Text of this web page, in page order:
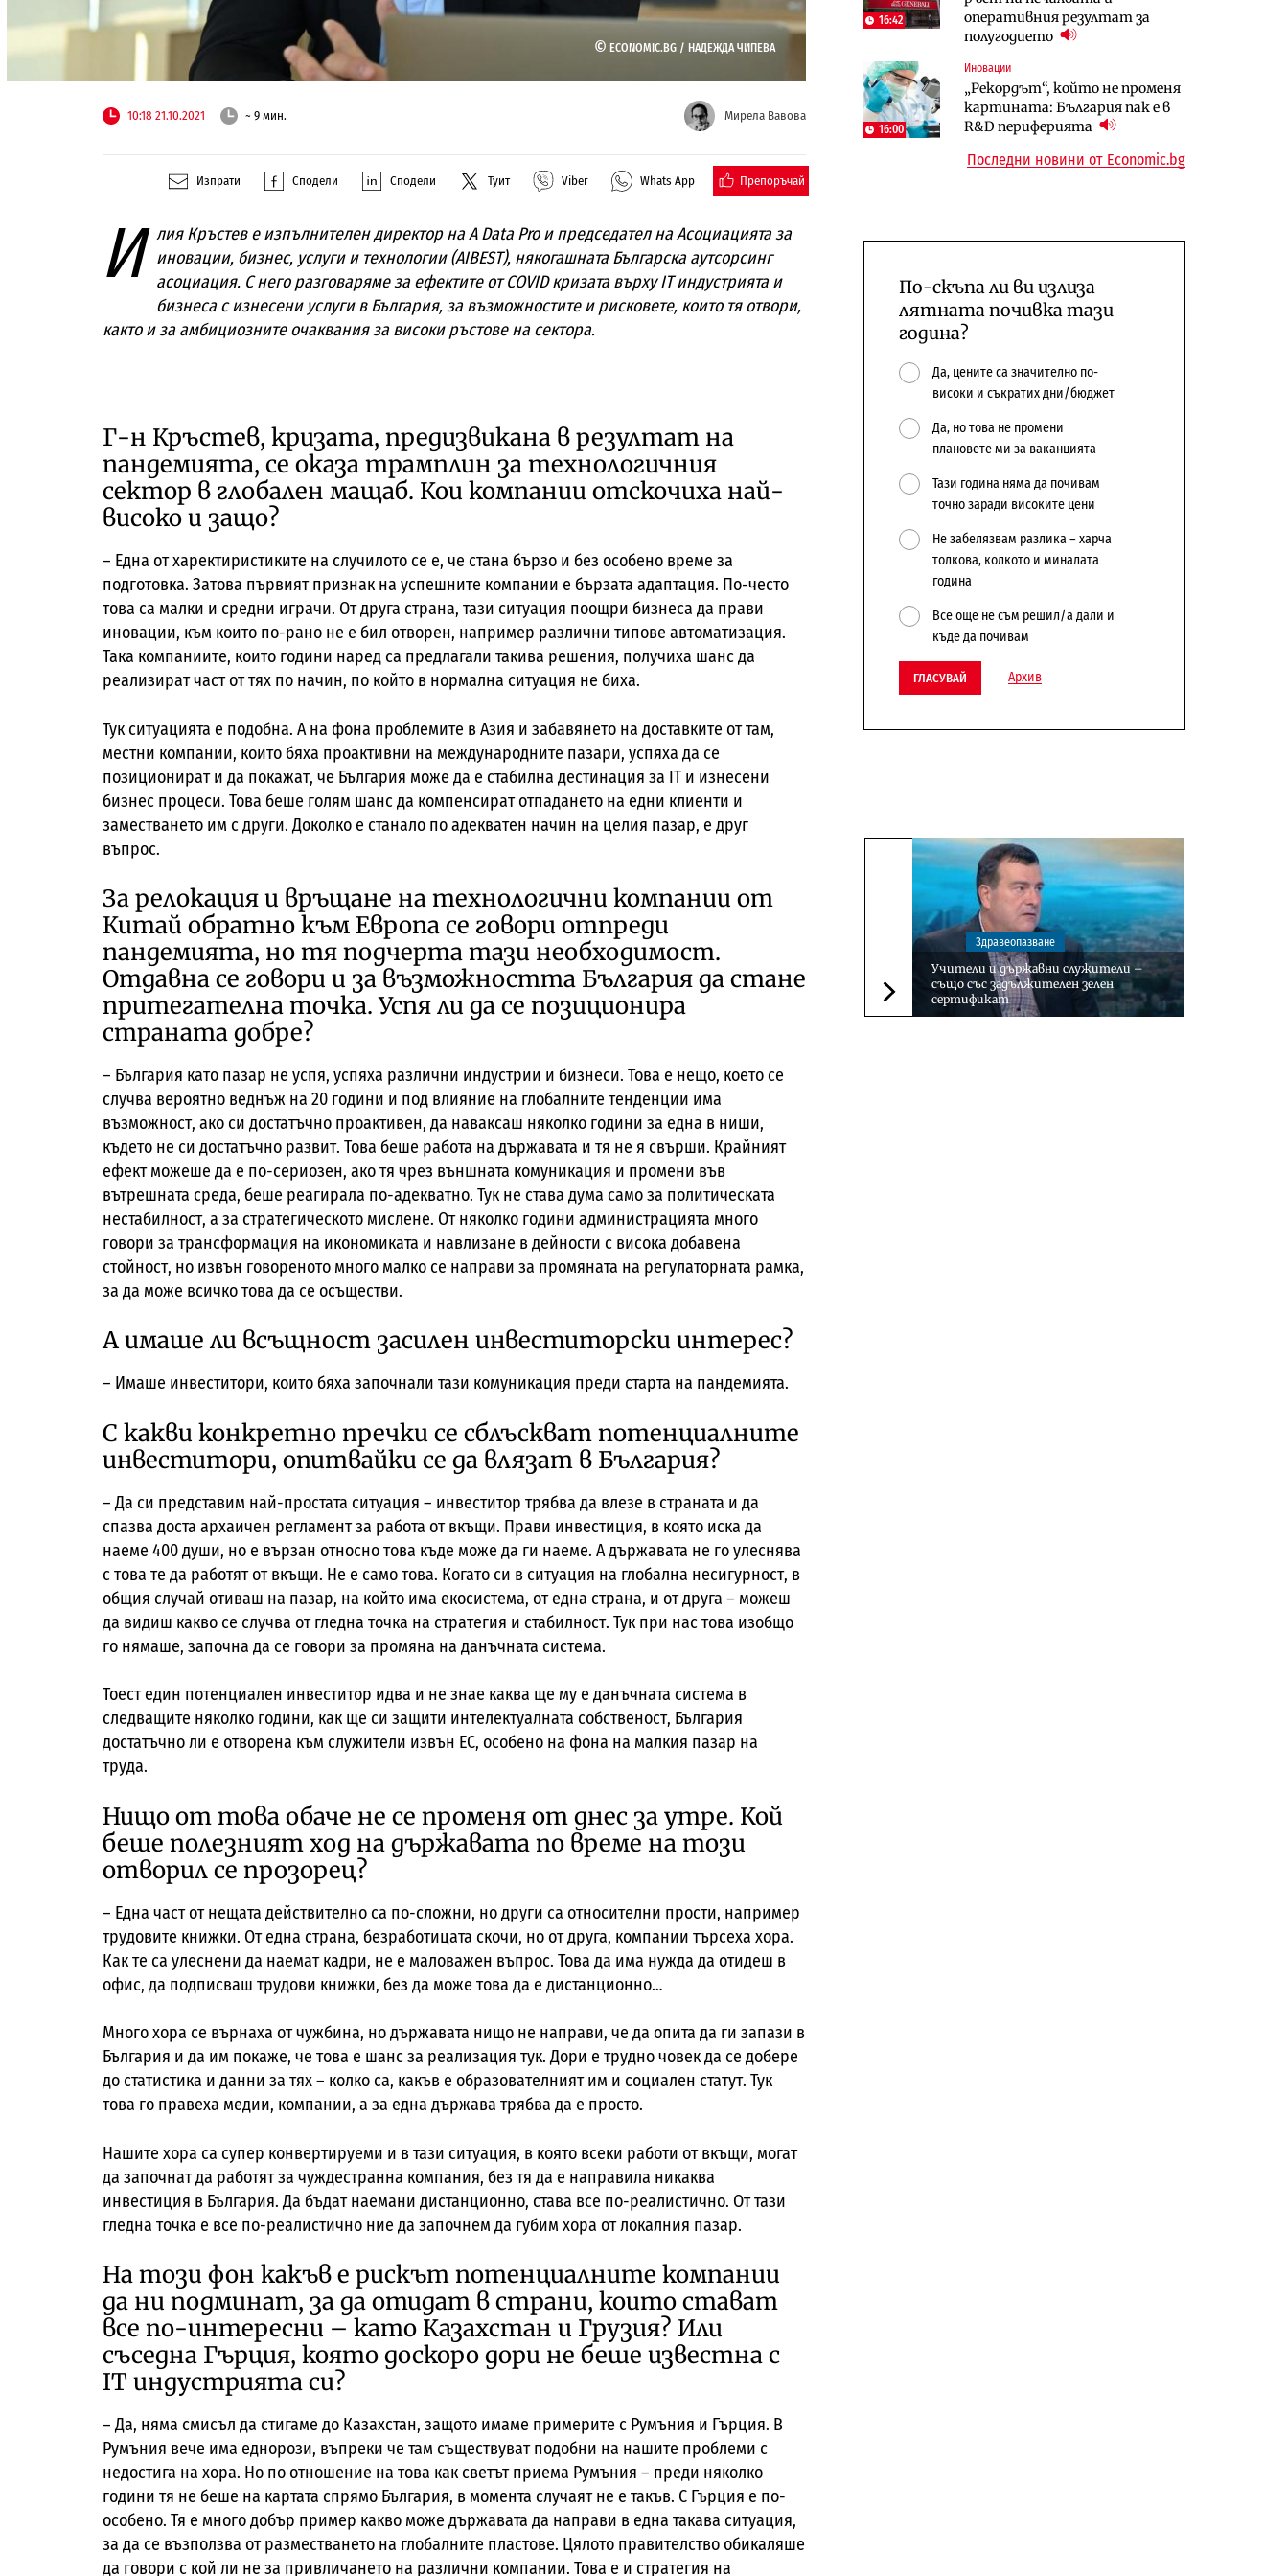
© ECONOMIC.BG / НАДЕЖДА ЧИПЕВА
10:18 21.10.2021 ~ 9 мин. Мирела Вавова
Изпрати Сподели Сподели Туит Viber Whats App Препоръчай
И лия Кръстев е изпълнителен директор на A Data Pro и председател на Асоциацията за
иновации, бизнес, услуги и технологии (AIBEST), някогашната Българска аутсорсинг
асоциация. С него разговаряме за ефектите от COVID кризата върху IT индустрията и
бизнеса с изнесени услуги в България, за възможностите и рисковете, които тя отвори,
както и за амбициозните очаквания за високи ръстове на сектора.
Г-н Кръстев, кризата, предизвикана в резултат на
пандемията, се оказа трамплин за технологичния
сектор в глобален мащаб. Кои компании отскочиха най-
високо и защо?
– Една от харектиристиките на случилото се е, че стана бързо и без особено време за
подготовка. Затова първият признак на успешните компании е бързата адаптация. По-често
това са малки и средни играчи. От друга страна, тази ситуация поощри бизнеса да прави
иновации, към които по-рано не е бил отворен, например различни типове автоматизация.
Така компаниите, които години наред са предлагали такива решения, получиха шанс да
реализират част от тях по начин, по който в нормална ситуация не биха.
Тук ситуацията е подобна. А на фона проблемите в Азия и забавянето на доставките от там,
местни компании, които бяха проактивни на международните пазари, успяха да се
позиционират и да покажат, че България може да е стабилна дестинация за IT и изнесени
бизнес процеси. Това беше голям шанс да компенсират отпадането на едни клиенти и
заместването им с други. Доколко е станало по адекватен начин на целия пазар, е друг
въпрос.
За релокация и връщане на технологични компании от
Китай обратно към Европа се говори отпреди
пандемията, но тя подчерта тази необходимост.
Отдавна се говори и за възможността България да стане
притегателна точка. Успя ли да се позиционира
страната добре?
– България като пазар не успя, успяха различни индустрии и бизнеси. Това е нещо, което се
случва вероятно веднъж на 20 години и под влияние на глобалните тенденции има
възможност, ако си достатъчно проактивен, да наваксаш няколко години за една в ниши,
където не си достатъчно развит. Това беше работа на държавата и тя не я свърши. Крайният
ефект можеше да е по-сериозен, ако тя чрез външната комуникация и промени във
вътрешната среда, беше реагирала по-адекватно. Тук не става дума само за политическата
нестабилност, а за стратегическото мислене. От няколко години администрацията много
говори за трансформация на икономиката и навлизане в дейности с висока добавена
стойност, но извън говореното много малко се направи за промяната на регулаторната рамка,
за да може всичко това да се осъществи.
А имаше ли всъщност засилен инвеститорски интерес?
– Имаше инвеститори, които бяха започнали тази комуникация преди старта на пандемията.
С какви конкретно пречки се сблъскват потенциалните
инвеститори, опитвайки се да влязат в България?
– Да си представим най-простата ситуация – инвеститор трябва да влезе в страната и да
спазва доста архаичен регламент за работа от вкъщи. Прави инвестиция, в която иска да
наеме 400 души, но е вързан относно това къде може да ги наеме. А държавата не го улеснява
с това те да работят от вкъщи. Не е само това. Когато си в ситуация на глобална несигурност, в
общия случай отиваш на пазар, на който има екосистема, от една страна, и от друга – можеш
да видиш какво се случва от гледна точка на стратегия и стабилност. Тук при нас това изобщо
го нямаше, започна да се говори за промяна на данъчната система.
Тоест един потенциален инвеститор идва и не знае каква ще му е данъчната система в
следващите няколко години, как ще си защити интелектуалната собственост, България
достатъчно ли е отворена към служители извън ЕС, особено на фона на малкия пазар на
труда.
Нищо от това обаче не се променя от днес за утре. Кой
беше полезният ход на държавата по време на този
отворил се прозорец?
– Една част от нещата действително са по-сложни, но други са относителни прости, например
трудовите книжки. От една страна, безработицата скочи, но от друга, компании търсеха хора.
Как те са улеснени да наемат кадри, не е маловажен въпрос. Това да има нужда да отидеш в
офис, да подписваш трудови книжки, без да може това да е дистанционно…
Много хора се върнаха от чужбина, но държавата нищо не направи, че да опита да ги запази в
България и да им покаже, че това е шанс за реализация тук. Дори е трудно човек да се добере
до статистика и данни за тях – колко са, какъв е образователният им и социален статут. Тук
това го правеха медии, компании, а за една държава трябва да е просто.
Нашите хора са супер конвертируеми и в тази ситуация, в която всеки работи от вкъщи, могат
да започнат да работят за чуждестранна компания, без тя да е направила никаква
инвестиция в България. Да бъдат наемани дистанционно, става все по-реалистично. От тази
гледна точка е все по-реалистично ние да започнем да губим хора от локалния пазар.
На този фон какъв е рискът потенциалните компании
да ни подминат, за да отидат в страни, които стават
все по-интересни – като Казахстан и Грузия? Или
съседна Гърция, която доскоро дори не беше известна с
IT индустрията си?
– Да, няма смисъл да стигаме до Казахстан, защото имаме примерите с Румъния и Гърция. В
Румъния вече има еднорози, въпреки че там съществуват подобни на нашите проблеми с
недостига на хора. Но по отношение на това как светът приема Румъния – преди няколко
години тя не беше на картата спрямо България, в момента случаят не е такъв. С Гърция е по-
особено. Тя е много добър пример какво може държавата да направи в една такава ситуация,
за да се възползва от разместването на глобалните пластове. Цялото правителство обикаляше
да говори с кой ли не за привличането на различни компании. Това е и стратегия на
16:42
оперативния резултат за
полугодието
16:00
Иновации
„Рекордът“, който не променя
картината: България пак е в
R&D периферията
сушата продължи
Трафикът толкова е намалял,
че големи медии обмислят да се
откажат напълно от Google
10:12
„Ендуросат“ ще строи огромен
космически и отбранителен
център в Доброславци
Последни новини от Economic.bg
По-скъпа ли ви излиза
лятната почивка тази
година?
Да, цените са значително по-
високи и съкратих дни/бюджет
Да, но това не промени
плановете ми за ваканцията
Тази година няма да почивам
точно заради високите цени
Не забелязвам разлика – харча
толкова, колкото и миналата
година
Все още не съм решил/а дали и
къде да почивам
ГЛАСУВАЙ Архив
Следваща новина
Здравеопазване
Учители и държавни служители –
също със задължителен зелен
сертификат